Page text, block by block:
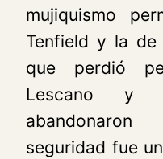
mujiquismo
Tenfield y la
que perdió
Lescano y
seguridad fue